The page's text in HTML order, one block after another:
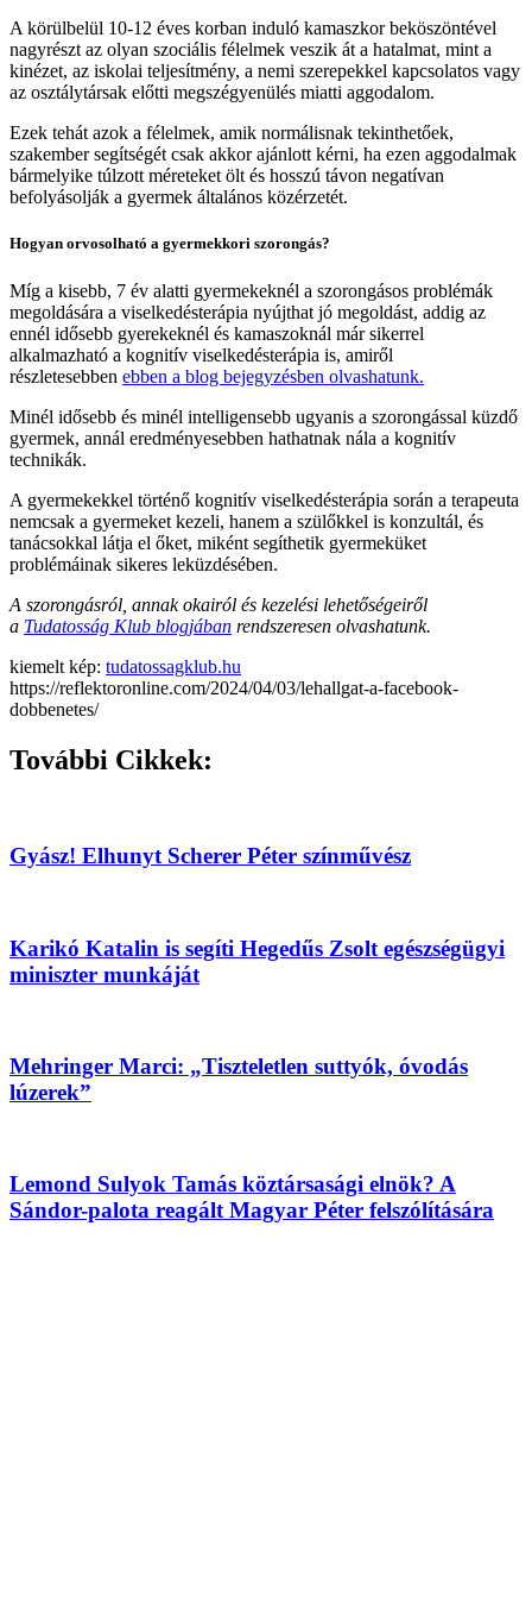
A körülbelül 10-12 éves korban induló kamaszkor beköszöntével
nagyrészt az olyan szociális félelmek veszik át a hatalmat, mint a
kinézet, az iskolai teljesítmény, a nemi szerepekkel kapcsolatos vagy
az osztálytársak előtti megszégyenülés miatti aggodalom.
Ezek tehát azok a félelmek, amik normálisnak tekinthetőek,
szakember segítségét csak akkor ajánlott kérni, ha ezen aggodalmak
bármelyike túlzott méreteket ölt és hosszú távon negatívan
befolyásolják a gyermek általános közérzetét.
Hogyan orvosolható a gyermekkori szorongás?
Míg a kisebb, 7 év alatti gyermekeknél a szorongásos problémák
megoldására a viselkedésterápia nyújthat jó megoldást, addig az
ennél idősebb gyerekeknél és kamaszoknál már sikerrel
alkalmazható a kognitív viselkedésterápia is, amiről
részletesebben ebben a blog bejegyzésben olvashatunk.
Minél idősebb és minél intelligensebb ugyanis a szorongással küzdő
gyermek, annál eredményesebben hathatnak nála a kognitív
technikák.
A gyermekekkel történő kognitív viselkedésterápia során a terapeuta
nemcsak a gyermeket kezeli, hanem a szülőkkel is konzultál, és
tanácsokkal látja el őket, miként segíthetik gyermeküket
problémáinak sikeres leküzdésében.
A szorongásról, annak okairól és kezelési lehetőségeiről
a Tudatosság Klub blogjában rendszeresen olvashatunk.
kiemelt kép: tudatossagklub.hu
https://reflektoronline.com/2024/04/03/lehallgat-a-facebook-
dobbenetes/
További Cikkek:
Gyász! Elhunyt Scherer Péter színművész
Karikó Katalin is segíti Hegedűs Zsolt egészségügyi
miniszter munkáját
Mehringer Marci: „Tiszteletlen suttyók, óvodás
lúzerek”
Lemond Sulyok Tamás köztársasági elnök? A
Sándor-palota reagált Magyar Péter felszólítására